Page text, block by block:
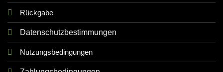
Rückgabe
Datenschutzbestimmungen
Nutzungsbedingungen